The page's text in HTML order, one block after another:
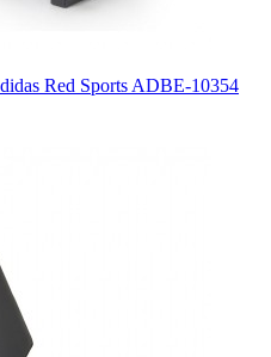
Red Sports ADBE-10354